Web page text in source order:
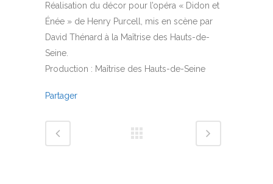
Réalisation du décor pour l’opéra « Didon et
Énée » de Henry Purcell, mis en scène par
David Thénard à la Maîtrise des Hauts-de-
Seine.
Production : Maîtrise des Hauts-de-Seine
Partager